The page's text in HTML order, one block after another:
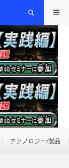
テクノロジー/製品